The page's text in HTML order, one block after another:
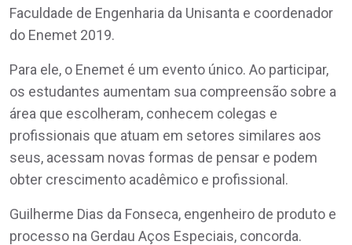
Faculdade de Engenharia da Unisanta e coordenador
do Enemet 2019.
Para ele, o Enemet é um evento único. Ao participar,
os estudantes aumentam sua compreensão sobre a
área que escolheram, conhecem colegas e
profissionais que atuam em setores similares aos
seus, acessam novas formas de pensar e podem
obter crescimento acadêmico e profissional.
Guilherme Dias da Fonseca, engenheiro de produto e
processo na Gerdau Aços Especiais, concorda.